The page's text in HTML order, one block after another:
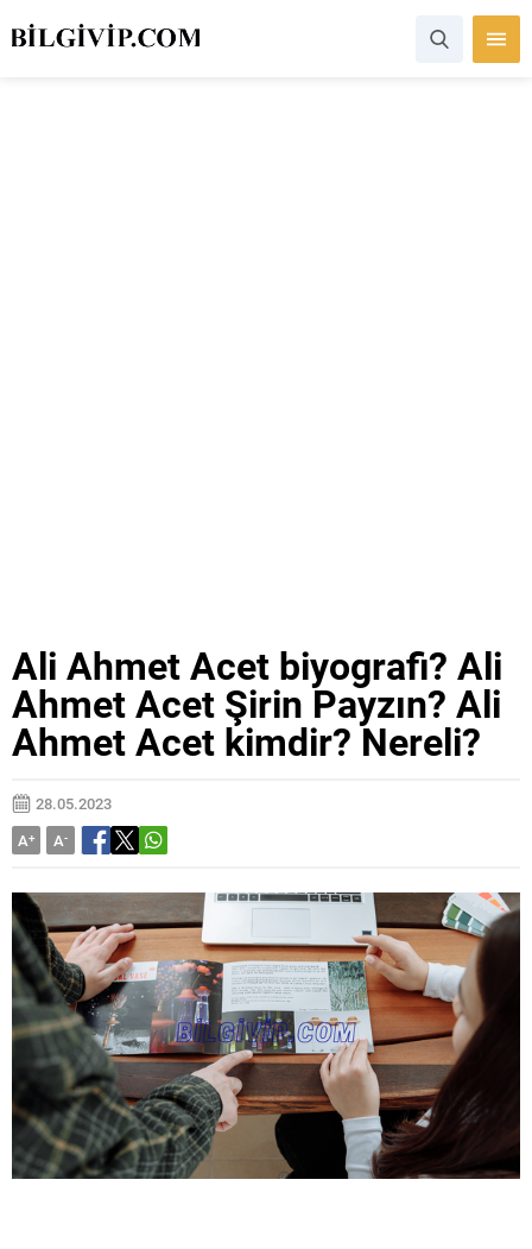
Ali Ahmet Acet biyografi? Ali
Ahmet Acet Şirin Payzın? Ali
Ahmet Acet kimdir? Nereli?
28.05.2023
A+ A-